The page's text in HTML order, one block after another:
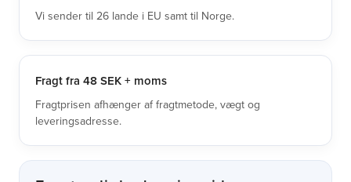
Vi sender til 26 lande i EU samt til Norge.
Fragt fra 48 SEK + moms
Fragtprisen afhænger af fragtmetode, vægt og
leveringsadresse.